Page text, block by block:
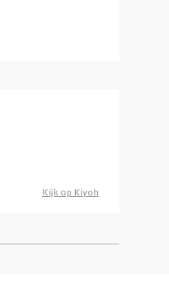
Kijk op Kiyoh